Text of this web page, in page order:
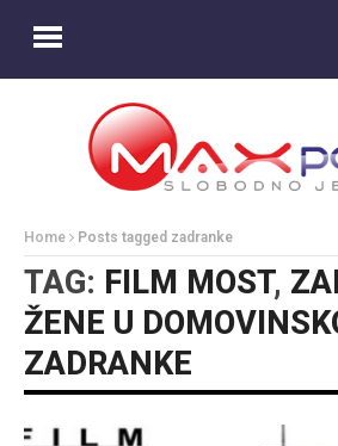
Home Posts tagged zadranke
TAG: FILM MOST,
ŽENE U
ZADRANKE